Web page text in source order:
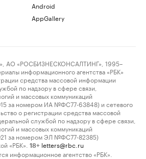
Android
AppGallery
АО «РОСБИЗНЕСКОНСАЛТИНГ», 1995–
информационного агентства «РБК»
средства массовой информации
по надзору в сфере связи,
и массовых коммуникаций
за номером ИА №ФС77-63848) и сетевого
о регистрации средства массовой
службой по надзору в сфере связи,
и массовых коммуникаций
за номером ЭЛ №ФС77-82385)
«РБК».
18+ letters@rbc.ru
информационное агентство «РБК».